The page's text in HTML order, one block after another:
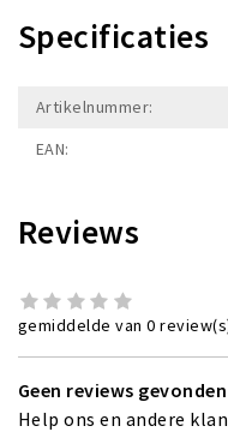
Specificaties
Artikelnummer:
EAN:
Reviews
gemiddelde van 0
Geen reviews gevonden
Help ons en andere